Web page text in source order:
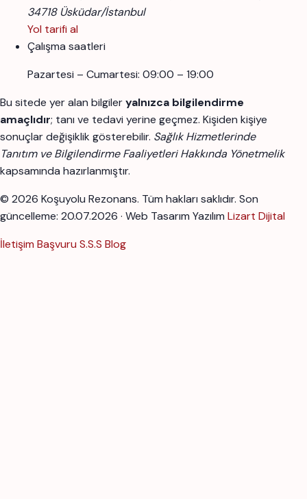
34718 Üsküdar/İstanbul
Yol tarifi al
Çalışma saatleri
Pazartesi – Cumartesi: 09:00 – 19:00
Bu sitede yer alan bilgileryalnızca bilgilendirme
amaçlıdır; tanı ve tedavi yerine geçmez. Kişiden kişiye
sonuçlar değişiklik gösterebilir. Sağlık Hizmetlerinde
Tanıtım ve Bilgilendirme Faaliyetleri Hakkında Yönetmelik
kapsamında hazırlanmıştır.
© 2026 Koşuyolu Rezonans. Tüm hakları saklıdır. Son
güncelleme: 20.07.2026 · Web Tasarım Yazılım Lizart Dijital
İletişim Başvuru S.S.S Blog